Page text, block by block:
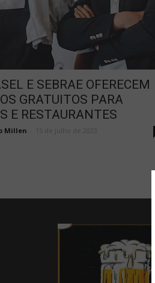
E SEBRAE OFERECEM
GRATUITOS PARA
E RESTAURANTES
Millen 15 de julho de 2023